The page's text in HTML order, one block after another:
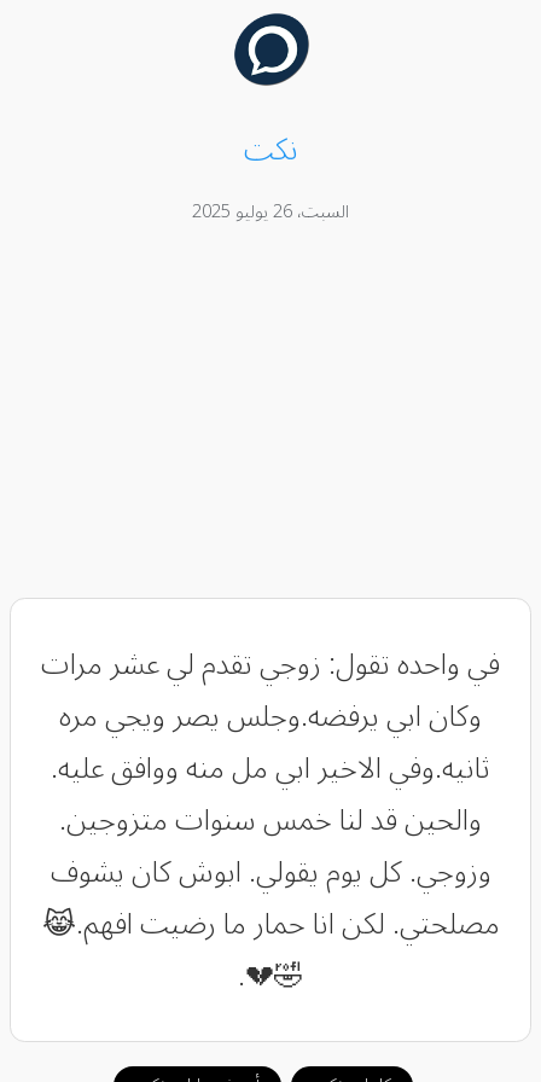
نكت
السبت، 26 يوليو 2025
في واحده تقول: زوجي تقدم لي عشر مرات
وكان ابي يرفضه.وجلس يصر ويجي مره
ثانيه.وفي الاخير ابي مل منه ووافق عليه.
والحين قد لنا خمس سنوات متزوجين.
وزوجي. كل يوم يقولي. ابوش كان يشوف
مصلحتي. لكن انا حمار ما رضيت افهم.😹
🤣💔.